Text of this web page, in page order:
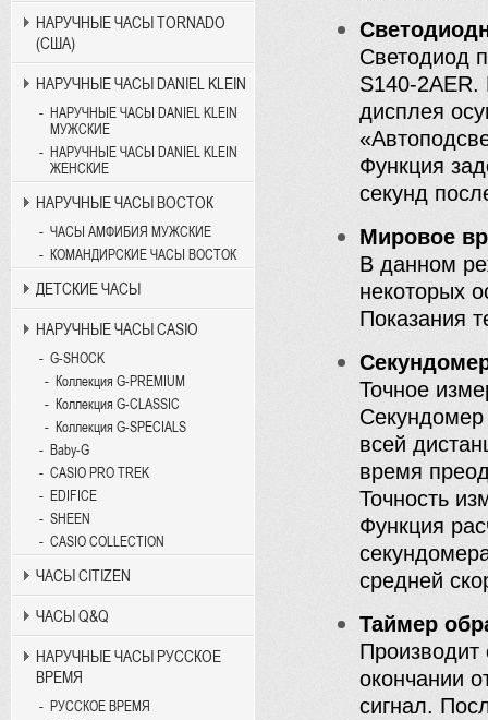
Светодиод
S140-2AER.
дисплея
Функция
секунд
Мировое
В данном
некоторых
Показания
Точное
всей
время
Точность
Функция
средней
Таймер
Производит
окончании
сигнал.
НАРУЧНЫЕ ЧАСЫ TORNADO
(США)
НАРУЧНЫЕ ЧАСЫ DANIEL KLEIN
НАРУЧНЫЕ ЧАСЫ DANIEL KLEIN
МУЖСКИЕ
НАРУЧНЫЕ ЧАСЫ DANIEL KLEIN
ЖЕНСКИЕ
НАРУЧНЫЕ ЧАСЫ ВОСТОК
ЧАСЫ АМФИБИЯ МУЖСКИЕ
КОМАНДИРСКИЕ ЧАСЫ ВОСТОК
ДЕТСКИЕ ЧАСЫ
НАРУЧНЫЕ ЧАСЫ CASIO
G-SHOCK
Коллекция G-PREMIUM
Коллекция G-CLASSIC
Коллекция G-SPECIALS
Baby-G
CASIO PRO TREK
EDIFICE
SHEEN
CASIO COLLECTION
ЧАСЫ CITIZEN
ЧАСЫ Q&Q
НАРУЧНЫЕ ЧАСЫ РУССКОЕ
ВРЕМЯ
РУССКОЕ ВРЕМЯ